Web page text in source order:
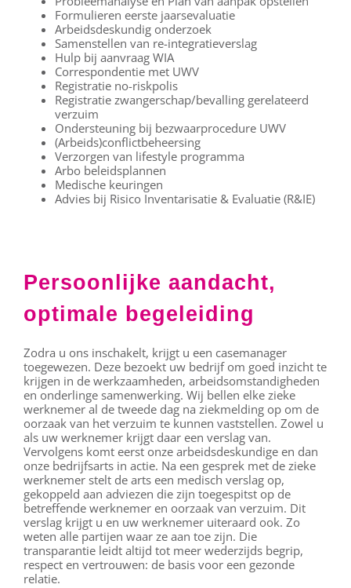
Formulieren eerste jaarsevaluatie
Arbeidsdeskundig onderzoek
Samenstellen van re-integratieverslag
Hulp bij aanvraag WIA
Correspondentie met UWV
Registratie no-riskpolis
Registratie zwangerschap/bevalling gerelateerd
verzuim
Ondersteuning bij bezwaarprocedure UWV
(Arbeids)conflictbeheersing
Verzorgen van lifestyle programma
Arbo beleidsplannen
Medische keuringen
Advies bij Risico Inventarisatie & Evaluatie (R&IE)
Persoonlijke aandacht,
optimale begeleiding
Zodra u ons inschakelt, krijgt u een casemanager
toegewezen. Deze bezoekt uw bedrijf om goed inzicht te
krijgen in de werkzaamheden, arbeidsomstandigheden
en onderlinge samenwerking. Wij bellen elke zieke
werknemer al de tweede dag na ziekmelding op om de
oorzaak van het verzuim te kunnen vaststellen. Zowel u
als uw werknemer krijgt daar een verslag van.
Vervolgens komt eerst onze arbeidsdeskundige en dan
onze bedrijfsarts in actie. Na een gesprek met de zieke
werknemer stelt de arts een medisch verslag op,
gekoppeld aan adviezen die zijn toegespitst op de
betreffende werknemer en oorzaak van verzuim. Dit
verslag krijgt u en uw werknemer uiteraard ook. Zo
weten alle partijen waar ze aan toe zijn. Die
transparantie leidt altijd tot meer wederzijds begrip,
respect en vertrouwen: de basis voor een gezonde
relatie.